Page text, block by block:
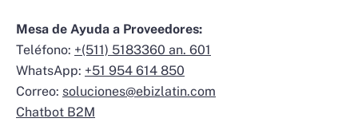
Mesa de Ayuda a Proveedores:
Teléfono: +(511) 5183360 an. 601
WhatsApp: +51 954 614 850
Correo: soluciones@ebizlatin.com
Chatbot B2M